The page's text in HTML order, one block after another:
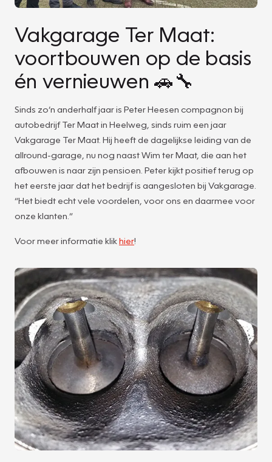
Vakgarage Ter Maat:
voortbouwen op de basis
én vernieuwen 🚗🔧
Sinds zo’n anderhalf jaar is Peter Heesen compagnon bij
autobedrijf Ter Maat in Heelweg, sinds ruim een jaar
Vakgarage Ter Maat. Hij heeft de dagelijkse leiding van de
allround-garage, nu nog naast Wim ter Maat, die aan het
afbouwen is naar zijn pensioen. Peter kijkt positief terug op
het eerste jaar dat het bedrijf is aangesloten bij Vakgarage.
“Het biedt echt vele voordelen, voor ons en daarmee voor
onze klanten.”
Voor meer informatie klikhier!